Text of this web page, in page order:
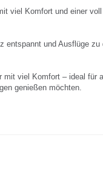
viel Komfort und einer
entspannt und Ausflüge
mit viel Komfort – ideal für
genießen möchten.